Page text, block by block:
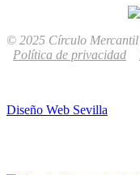
© 2025 Círculo
Política de privacidad
Diseño Web Sevilla